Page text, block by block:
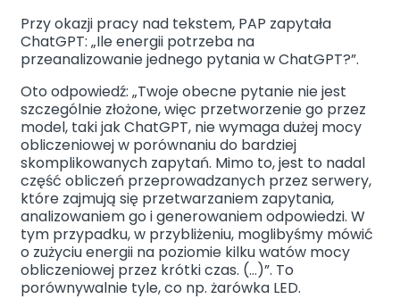
Przy okazji pracy nad tekstem, PAP zapytała
ChatGPT: „Ile energii potrzeba na
przeanalizowanie jednego pytania w ChatGPT?”.
Oto odpowiedź: „Twoje obecne pytanie nie jest
szczególnie złożone, więc przetworzenie go przez
model, taki jak ChatGPT, nie wymaga dużej mocy
obliczeniowej w porównaniu do bardziej
skomplikowanych zapytań. Mimo to, jest to nadal
część obliczeń przeprowadzanych przez serwery,
które zajmują się przetwarzaniem zapytania,
analizowaniem go i generowaniem odpowiedzi. W
tym przypadku, w przybliżeniu, moglibyśmy mówić
o zużyciu energii na poziomie kilku watów mocy
obliczeniowej przez krótki czas. (…)”. To
porównywalnie tyle, co np. żarówka LED.